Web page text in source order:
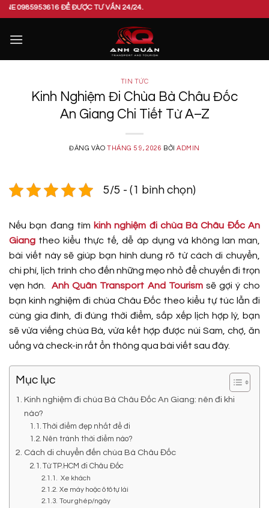
Bỏ
nội
ĐỂ ĐƯỢC TƯ VẤN 24/24.
TIN TỨC
Kinh Nghiệm Đi Chùa Bà Châu Đốc
An Giang Chi Tiết Từ A–Z
ĐĂNG VÀO THÁNG 5 9, 2026 BỞIADMIN
5/5 - (1 bình chọn)
Nếu bạn đang tìm kinh nghiệm đi chùa Bà Châu Đốc An
Giang theo kiểu thực tế, dễ áp dụng và không lan man,
bài viết này sẽ giúp bạn hình dung rõ từ cách di chuyển,
chi phí, lịch trình cho đến những mẹo nhỏ để chuyến đi trọn
vẹn hơn.Anh Quân Transport And Tourismsẽ gợi ý cho
bạn kinh nghiệm đi chùa Châu Đốc theo kiểu tự túc lẫn đi
cùng gia đình, đi đúng thời điểm, sắp xếp lịch hợp lý, bạn
sẽ vừa viếng chùa Bà, vừa kết hợp được núi Sam, chợ, ăn
uống và check-in rất ổn thông qua bài viết sau đây.
Mục lục
Kinh nghiệm đi chùa Bà Châu Đốc An Giang: nên đi khi
nào?
Thời điểm đẹp nhất để đi
Nên tránh thời điểm nào?
Cách di chuyển đến chùa Bà Châu Đốc
Từ TP.HCM đi Châu Đốc
Xe khách
Xe máy hoặc ô tô tự lái
Tour ghép/ngày